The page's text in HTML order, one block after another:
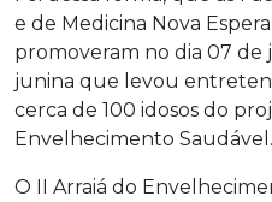
e de Medicina Nova
promoveram no dia 07
junina que levou
cerca de 100 idosos do
Envelhecimento Saudável.
O II Arraiá do